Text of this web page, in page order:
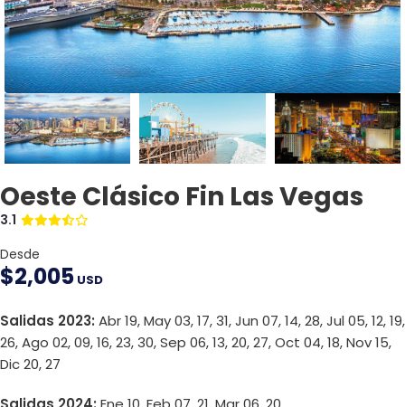
Oeste Clásico Fin Las Vegas
3.1
Desde
$2,005 USD
Salidas 2023: Abr 19, May 03, 17, 31, Jun 07, 14, 28, Jul 05, 12, 19,
26, Ago 02, 09, 16, 23, 30, Sep 06, 13, 20, 27, Oct 04, 18, Nov 15,
Dic 20, 27